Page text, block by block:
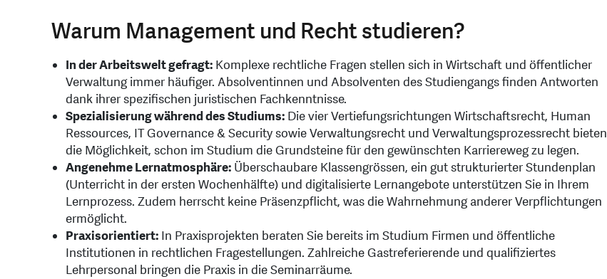
Warum Management und Recht studieren?
In der Arbeitswelt gefragt: Komplexe rechtliche Fragen stellen sich in Wirtschaft und öffentlicher
Verwaltung immer häufiger. Absolventinnen und Absolventen des Studiengangs finden Antworten
dank ihrer spezifischen juristischen Fachkenntnisse.
Spezialisierung während des Studiums: Die vier Vertiefungsrichtungen Wirtschaftsrecht, Human
Ressources, IT Governance & Security sowie Verwaltungsrecht und Verwaltungsprozessrecht bieten
die Möglichkeit, schon im Studium die Grundsteine für den gewünschten Karriereweg zu legen.
Angenehme Lernatmosphäre: Überschaubare Klassengrössen, ein gut strukturierter Stundenplan
(Unterricht in der ersten Wochenhälfte) und digitalisierte Lernangebote unterstützen Sie in Ihrem
Lernprozess. Zudem herrscht keine Präsenzpflicht, was die Wahrnehmung anderer Verpflichtungen
ermöglicht.
Praxisorientiert: In Praxisprojekten beraten Sie bereits im Studium Firmen und öffentliche
Institutionen in rechtlichen Fragestellungen. Zahlreiche Gastreferierende und qualifiziertes
Lehrpersonal bringen die Praxis in die Seminarräume.